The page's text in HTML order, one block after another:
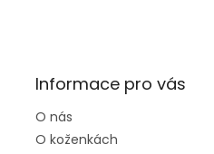
Informace pro vás
O nás
O koženkách